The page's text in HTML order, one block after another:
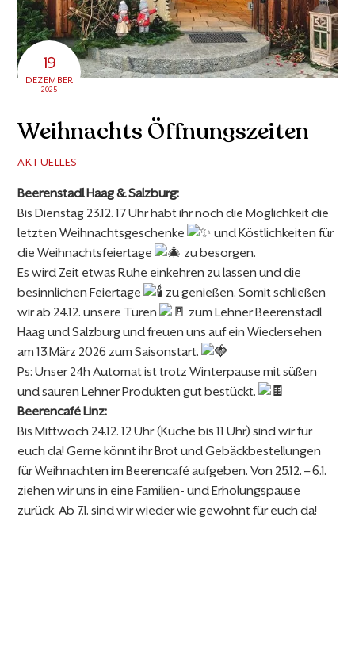
19
DEZEMBER
2025
Weihnachts Öffnungszeiten
AKTUELLES
Beerenstadl Haag & Salzburg:
Bis Dienstag 23.12. 17 Uhr habt ihr noch die Möglichkeit die
letzten Weihnachtsgeschenke
und Köstlichkeiten für
die Weihnachtsfeiertage
zu besorgen.
Es wird Zeit etwas Ruhe einkehren zu lassen und die
besinnlichen Feiertage
zu genießen. Somit schließen
wir ab 24.12. unsere Türen
zum Lehner Beerenstadl
Haag und Salzburg und freuen uns auf ein Wiedersehen
am 13.März 2026 zum Saisonstart.
Ps: Unser 24h Automat ist trotz Winterpause mit süßen
und sauren Lehner Produkten gut bestückt.
Beerencafé Linz:
Bis Mittwoch 24.12. 12 Uhr (Küche bis 11 Uhr) sind wir für
euch da! Gerne könnt ihr Brot und Gebäckbestellungen
für Weihnachten im Beerencafé aufgeben. Von 25.12. – 6.1.
ziehen wir uns in eine Familien- und Erholungspause
zurück. Ab 7.1. sind wir wieder wie gewohnt für euch da!